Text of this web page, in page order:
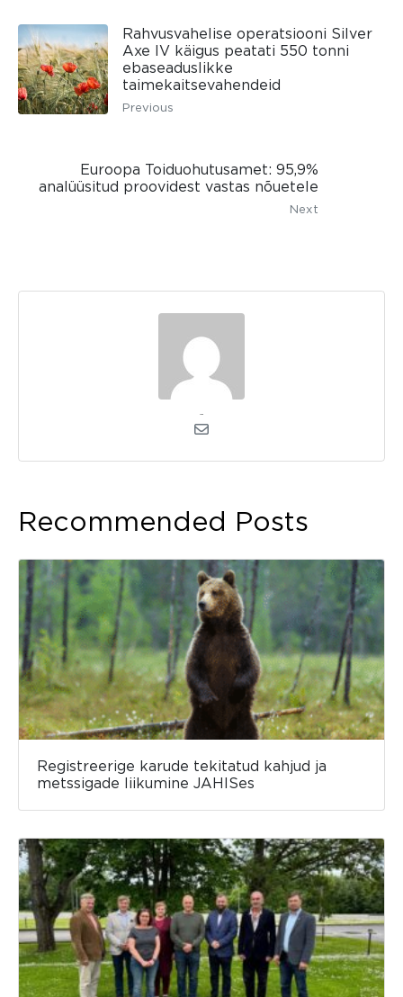
Rahvusvahelise operatsiooni Silver
Axe IV käigus peatati 550 tonni
ebaseaduslikke
taimekaitsevahendeid
Previous
Euroopa Toiduohutusamet: 95,9%
analüüsitud proovidest vastas nõuetele
Next
Recommended Posts
Registreerige karude tekitatud kahjud ja
metssigade liikumine JAHISes